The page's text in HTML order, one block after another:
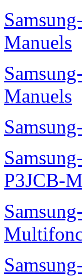
Manuels
Manuels
P3JCB-